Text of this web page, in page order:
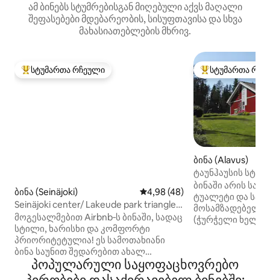
ამ ბინებს სტუმრებისგან მიღებული აქვს მაღალი
შეფასებები მდებარეობის, სისუფთავისა და სხვა
მახასიათებლების მხრივ.
სტუმართა რჩეული მოწინავე ვარიანტი
სტუმართა რჩეული
ბინა (Seinäjoki) საშუალო შეფასებაა 5‑დან
4,98 (48)
Seinäjoki center/ Lakeude park triangle
1-4 people
მოგესალმებით Airbnb‑ს ბინაში, სადაც
სტილი, ხარისხი და კომფორტი
პრიორიტეტულია! ეს სამოთახიანი
ბინა საუნით შედარებით ახალ
მრავალბინიან შენობაში შესაფერისია
ერთი ან მეტი ადამიანისთვის (მაქს.
სტუმართა
სტუმართა
ბინა (Alavus)
ტაუნჰაუსის
ბუნებასთან
ბინაში არის
ტუალეტი და
მოსამზადებელი
(ჭურჭელი
შაქარი და
შედის. Mh-ში
პოპულარული საყოფაცხოვრებო